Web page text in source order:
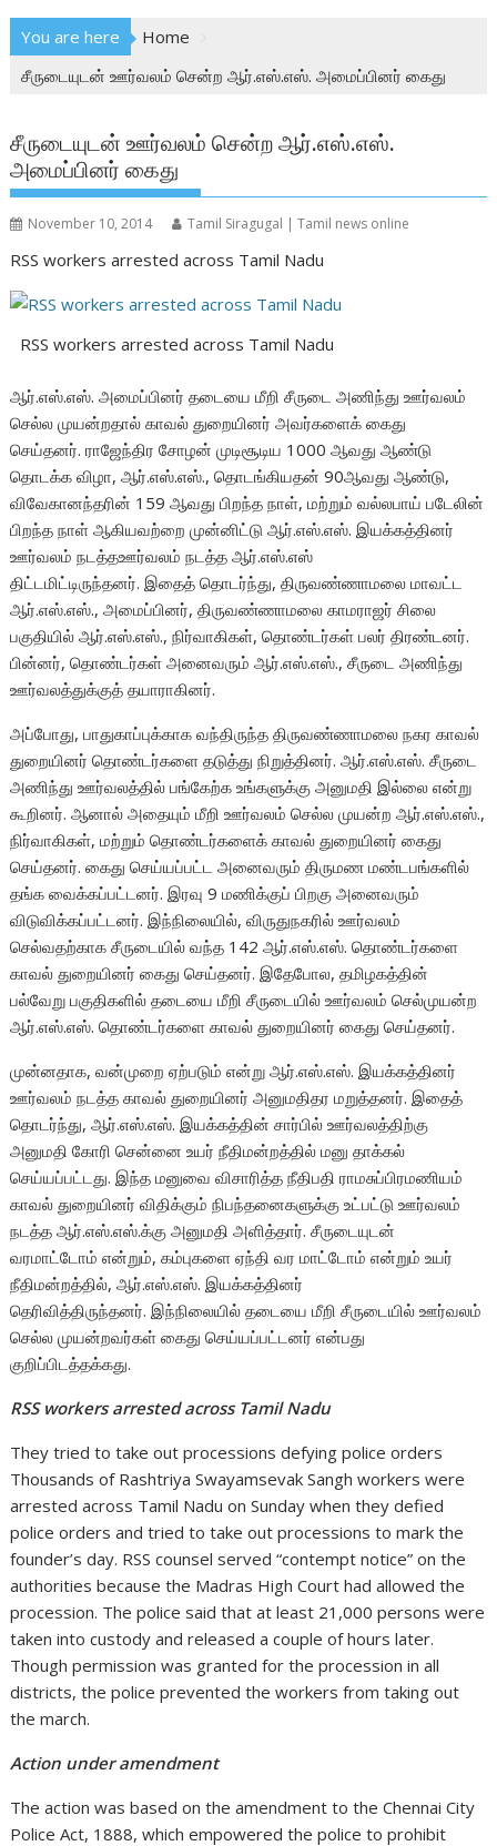
You are here
Home
சீருடையுடன் ஊர்வலம் சென்ற ஆர்.எஸ்.எஸ். அமைப்பினர் கைது
சீருடையுடன் ஊர்வலம் சென்ற ஆர்.எஸ்.எஸ்.
அமைப்பினர் கைது
November 10, 2014 Tamil Siragugal | Tamil news online
RSS workers arrested across Tamil Nadu
RSS workers arrested across Tamil Nadu
ஆர்.எஸ்.எஸ். அமைப்பினர் தடையை மீறி சீருடை அணிந்து ஊர்வலம்
செல்ல முயன்றதால் காவல் துறையினர் அவர்களைக் கைது
செய்தனர். ராஜேந்திர சோழன் முடிசூடிய 1000 ஆவது ஆண்டு
தொடக்க விழா, ஆர்.எஸ்.எஸ்., தொடங்கியதன் 90ஆவது ஆண்டு,
விவேகானந்தரின் 159 ஆவது பிறந்த நாள், மற்றும் வல்லபாய் படேலின்
பிறந்த நாள் ஆகியவற்றை முன்னிட்டு ஆர்.எஸ்.எஸ். இயக்கத்தினர்
ஊர்வலம் நடத்தஊர்வலம் நடத்த ஆர்.எஸ்.எஸ்
திட்டமிட்டிருந்தனர். இதைத் தொடர்ந்து, திருவண்ணாமலை மாவட்ட
ஆர்.எஸ்.எஸ்., அமைப்பினர், திருவண்ணாமலை காமராஜர் சிலை
பகுதியில் ஆர்.எஸ்.எஸ்., நிர்வாகிகள், தொண்டர்கள் பலர் திரண்டனர்.
பின்னர், தொண்டர்கள் அனைவரும் ஆர்.எஸ்.எஸ்., சீருடை அணிந்து
ஊர்வலத்துக்குத் தயாராகினர்.
அப்போது, பாதுகாப்புக்காக வந்திருந்த திருவண்ணாமலை நகர காவல்
துறையினர் தொண்டர்களை தடுத்து நிறுத்தினர். ஆர்.எஸ்.எஸ். சீருடை
அணிந்து ஊர்வலத்தில் பங்கேற்க உங்களுக்கு அனுமதி இல்லை என்று
கூறினர். ஆனால் அதையும் மீறி ஊர்வலம் செல்ல முயன்ற ஆர்.எஸ்.எஸ்.,
நிர்வாகிகள், மற்றும் தொண்டர்களைக் காவல் துறையினர் கைது
செய்தனர். கைது செய்யப்பட்ட அனைவரும் திருமண மண்டபங்களில்
தங்க வைக்கப்பட்டனர். இரவு 9 மணிக்குப் பிறகு அனைவரும்
விடுவிக்கப்பட்டனர். இந்நிலையில், விருதுநகரில் ஊர்வலம்
செல்வதற்காக சீருடையில் வந்த 142 ஆர்.எஸ்.எஸ். தொண்டர்களை
காவல் துறையினர் கைது செய்தனர். இதேபோல, தமிழகத்தின்
பல்வேறு பகுதிகளில் தடையை மீறி சீருடையில் ஊர்வலம் செல்முயன்ற
ஆர்.எஸ்.எஸ். தொண்டர்களை காவல் துறையினர் கைது செய்தனர்.
முன்னதாக, வன்முறை ஏற்படும் என்று ஆர்.எஸ்.எஸ். இயக்கத்தினர்
ஊர்வலம் நடத்த காவல் துறையினர் அனுமதிதர மறுத்தனர். இதைத்
தொடர்ந்து, ஆர்.எஸ்.எஸ். இயக்கத்தின் சார்பில் ஊர்வலத்திற்கு
அனுமதி கோரி சென்னை உயர் நீதிமன்றத்தில் மனு தாக்கல்
செய்யப்பட்டது. இந்த மனுவை விசாரித்த நீதிபதி ராமசுப்பிரமணியம்
காவல் துறையினர் விதிக்கும் நிபந்தனைகளுக்கு உட்பட்டு ஊர்வலம்
நடத்த ஆர்.எஸ்.எஸ்.க்கு அனுமதி அளித்தார். சீருடையுடன்
வரமாட்டோம் என்றும், கம்புகளை ஏந்தி வர மாட்டோம் என்றும் உயர்
நீதிமன்றத்தில், ஆர்.எஸ்.எஸ். இயக்கத்தினர்
தெரிவித்திருந்தனர். இந்நிலையில் தடையை மீறி சீருடையில் ஊர்வலம்
செல்ல முயன்றவர்கள் கைது செய்யப்பட்டனர் என்பது
குறிப்பிடத்தக்கது.
RSS workers arrested across Tamil Nadu
They tried to take out processions defying police orders
Thousands of Rashtriya Swayamsevak Sangh workers were
arrested across Tamil Nadu on Sunday when they defied
police orders and tried to take out processions to mark the
founder’s day. RSS counsel served “contempt notice” on the
authorities because the Madras High Court had allowed the
procession. The police said that at least 21,000 persons were
taken into custody and released a couple of hours later.
Though permission was granted for the procession in all
districts, the police prevented the workers from taking out
the march.
Action under amendment
The action was based on the amendment to the Chennai City
Police Act, 1888, which empowered the police to prohibit